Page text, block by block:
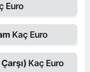
Euro
Kaç Euro
Kaç Euro